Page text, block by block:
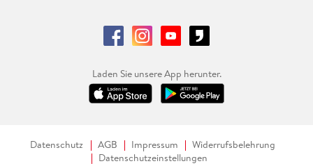
Laden Sie unsere App herunter.
Datenschutz AGB Impressum
Widerrufsbelehrung
Datenschutzeinstellungen